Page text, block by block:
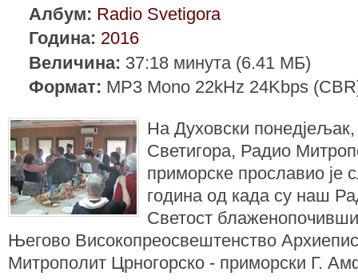
Албум: Radio Svetigora
Година: 2016
Величина: 37:18 минута (6.41 МБ)
Формат: MP3 Mono 22kHz 24Kbps
На Духовски
Светигора, Радио
приморске прославио је
година од када су наш
Светост
Његово Високопреосвештенство
Митрополит Црногорско - приморски Г.